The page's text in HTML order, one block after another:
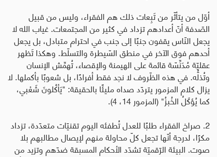
أوّل من يتأثّر من تَبِعات ذلك هم الفقراء، وليس من قبيل
الصّدفة أنّ أعدادهم تزداد في كثير من المجتمعات. غياب الله لا
يجعل النّاس يقفون جنبًا إلى جنب في احترام متبادل، بل يجعل
أحدهم فوق الآخر في منطق السّيطرة والتسلّط. وهكذا تَظهر
عقليّة مُدَنِّسّة قائمة على الهيمنة والإقصاء، تُهمِّش الإنسان
وتُذلُّه. في هذه الظّروف لا نجد فقط أفرادًا، بل شعوبًا بأكملها. لا
يزال كلام المزمور يتردّد صداه مليئًا بالحقيقة: "يَأكُلونَ شَعْبي،
كما يُؤكَلُ الخُبزُ" (المزمور 14، 4).
2. صراخ الفقراء طلبًا للعدل تُطفئه اليوم تقنيّات متعدّدة، تزداد
مكرًا، لدرجة أنّها تجعل كلّ محاولة منهم لإيصال مطالبهم بلا
صوت. البيئة الرّقميّة تشدّد الأحكام المسبقة ضدّهم وتزيد من